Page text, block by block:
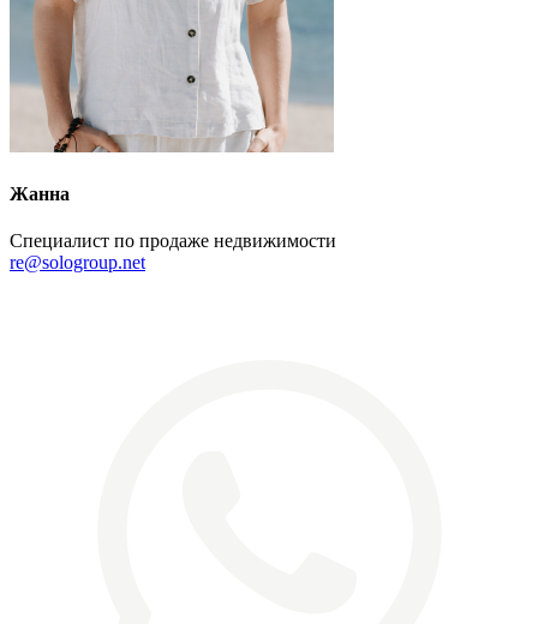
Жанна
Специалист по продаже недвижимости
re@sologroup.net